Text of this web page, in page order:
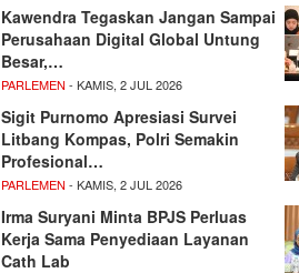
Kawendra Tegaskan Jangan Sampai
Perusahaan Digital Global Untung
Besar,…
PARLEMEN - KAMIS, 2 JUL 2026
Sigit Purnomo Apresiasi Survei
Litbang Kompas, Polri Semakin
Profesional…
PARLEMEN - KAMIS, 2 JUL 2026
Irma Suryani Minta BPJS Perluas
Kerja Sama Penyediaan Layanan
Cath Lab